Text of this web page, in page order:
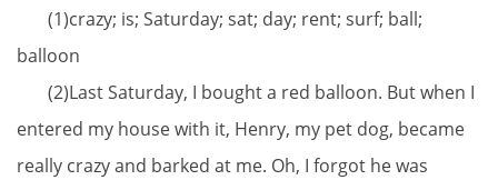
(1)crazy; is; Saturday; sat; day; rent; surf; ball;
balloon
(2)Last Saturday, I bought a red balloon. But when I
entered my house with it, Henry, my pet dog, became
really crazy and barked at me. Oh, I forgot he was